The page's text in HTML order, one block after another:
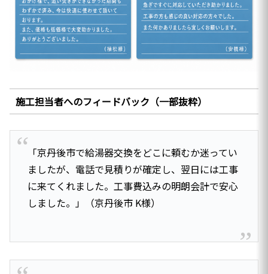
施工担当者へのフィードバック（一部抜粋）
「京丹後市で給湯器交換をどこに頼むか迷ってい
ましたが、電話で見積りが確定し、翌日には工事
に来てくれました。工事費込みの明朗会計で安心
しました。」（京丹後市 K様）